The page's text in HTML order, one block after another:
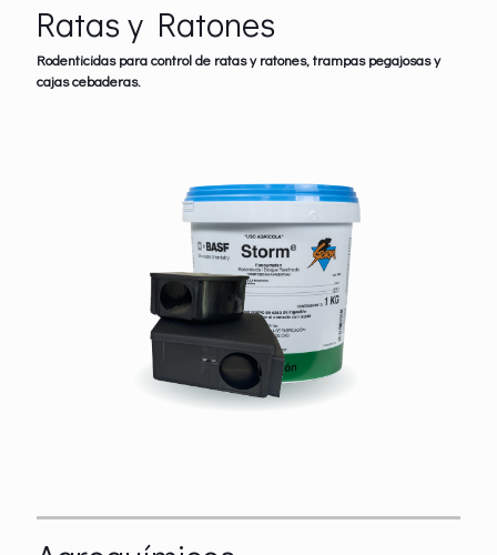
Ratas y Ratones
Rodenticidas para control de ratas y ratones, trampas pegajosas y
cajas cebaderas.